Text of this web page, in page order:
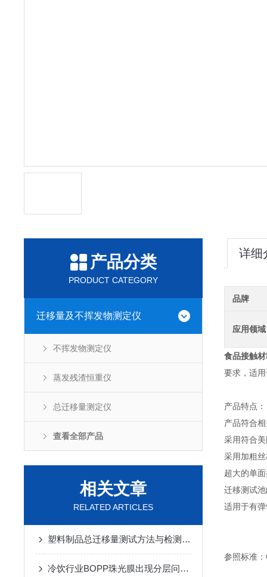
产品分类
PRODUCT CATEGORY
迁移量及不挥发物测定仪
不挥发物测定仪
蒸发残渣恒重仪
总迁移量测定仪
查看全部产品
相关文章
RELATED ARTICLES
塑料制品总迁移量测试方法与检测意义：总迁移量测定仪
冷饮行业BOPP珠光膜出现分层问题与解决办法
详细
品牌
应用领域
食品接触
要求，适
产品特点：
产品符合
采用符合
采用加粗
超大的单
迁移测试
适用于有
参照标准：